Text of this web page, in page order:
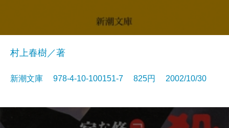
村上春樹／著
新潮文庫 978-4-10-100151-7 825円 2002/10/30